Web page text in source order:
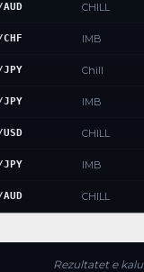
CHILL
IMB
JPY Chill
JPY IMB
CHILL
JPY IMB
CHILL
Rezultatet e